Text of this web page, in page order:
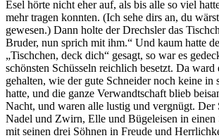
Esel hörte nicht eher auf, als bis alle so viel
mehr tragen konnten. (Ich sehe dirs an, du
gewesen.) Dann holte der Drechsler das
Bruder, nun sprich mit ihm.“ Und kaum hatte
„Tischchen, deck dich“ gesagt, so war es
schönsten Schüsseln reichlich besetzt. Da
gehalten, wie der gute Schneider noch keine in
hatte, und die ganze Verwandtschaft blieb
Nacht, und waren alle lustig und vergnügt. Der
Nadel und Zwirn, Elle und Bügeleisen in einen
mit seinen drei Söhnen in Freude und